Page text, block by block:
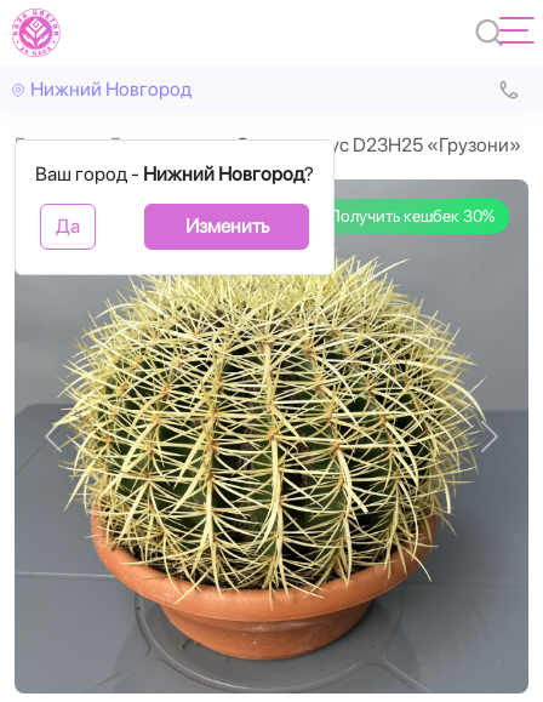
Нижний Новгород
Ваш город - Нижний Новгород?
Да Изменить
Главная Горшечные Эхинокактус D23H25 «Грузони»
Получить кешбек 30%
Назад